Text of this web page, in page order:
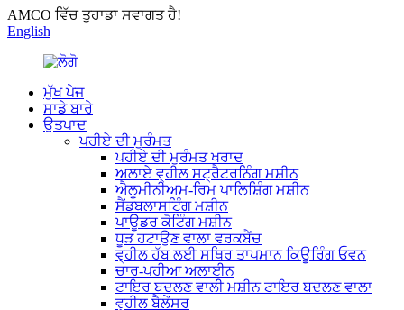
AMCO ਵਿੱਚ ਤੁਹਾਡਾ ਸਵਾਗਤ ਹੈ!
English
ਮੁੱਖ ਪੇਜ
ਸਾਡੇ ਬਾਰੇ
ਉਤਪਾਦ
ਪਹੀਏ ਦੀ ਮੁਰੰਮਤ
ਪਹੀਏ ਦੀ ਮੁਰੰਮਤ ਖਰਾਦ
ਅਲਾਏ ਵ੍ਹੀਲ ਸਟ੍ਰੈਟਰਨਿੰਗ ਮਸ਼ੀਨ
ਐਲੂਮੀਨੀਅਮ-ਰਿਮ ਪਾਲਿਸ਼ਿੰਗ ਮਸ਼ੀਨ
ਸੈਂਡਬਲਾਸਟਿੰਗ ਮਸ਼ੀਨ
ਪਾਊਡਰ ਕੋਟਿੰਗ ਮਸ਼ੀਨ
ਧੂੜ ਹਟਾਉਣ ਵਾਲਾ ਵਰਕਬੈਂਚ
ਵ੍ਹੀਲ ਹੱਬ ਲਈ ਸਥਿਰ ਤਾਪਮਾਨ ਕਿਊਰਿੰਗ ਓਵਨ
ਚਾਰ-ਪਹੀਆ ਅਲਾਈਨ
ਟਾਇਰ ਬਦਲਣ ਵਾਲੀ ਮਸ਼ੀਨ ਟਾਇਰ ਬਦਲਣ ਵਾਲਾ
ਵ੍ਹੀਲ ਬੈਲੇਂਸਰ